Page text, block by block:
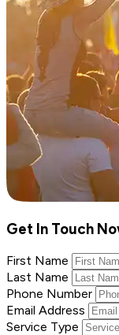
Get In Touch
First Name
Last Name
Phone Number
Email Address
Service Type